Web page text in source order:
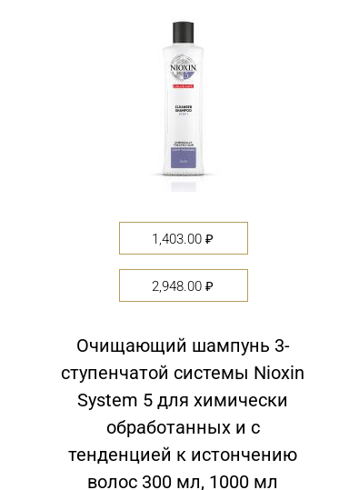
1,403.00 ₽
2,948.00 ₽
Очищающий шампунь 3-
ступенчатой системы Nioxin
System 5 для химически
обработанных и c
тенденцией к истончению
волос 300 мл, 1000 мл